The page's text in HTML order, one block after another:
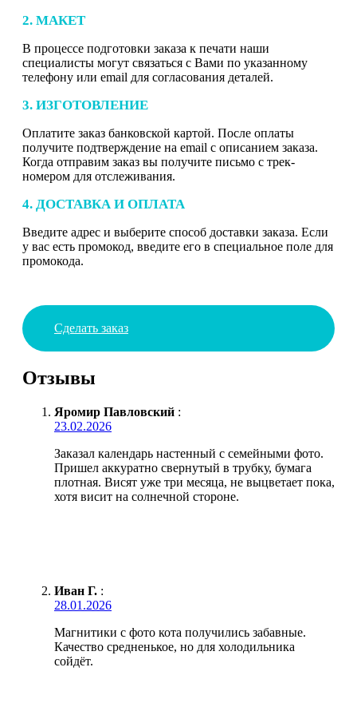
2. МАКЕТ
В процессе подготовки заказа к печати наши
специалисты могут связаться с Вами по указанному
телефону или email для согласования деталей.
3. ИЗГОТОВЛЕНИЕ
Оплатите заказ банковской картой. После оплаты
получите подтверждение на email с описанием заказа.
Когда отправим заказ вы получите письмо с трек-
номером для отслеживания.
4. ДОСТАВКА И ОПЛАТА
Введите адрес и выберите способ доставки заказа. Если
у вас есть промокод, введите его в специальное поле для
промокода.
Сделать заказ
Отзывы
Яромир Павловский :
23.02.2026
Заказал календарь настенный с семейными фото.
Пришел аккуратно свернутый в трубку, бумага
плотная. Висят уже три месяца, не выцветает пока,
хотя висит на солнечной стороне.
Иван Г. :
28.01.2026
Магнитики с фото кота получились забавные.
Качество средненькое, но для холодильника
сойдёт.